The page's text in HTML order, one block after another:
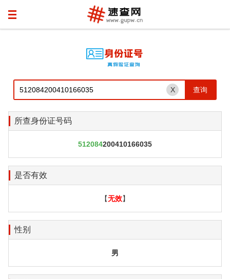
X
所查身份证号码
512084200410166035
是否有效
【无效】
性别
男